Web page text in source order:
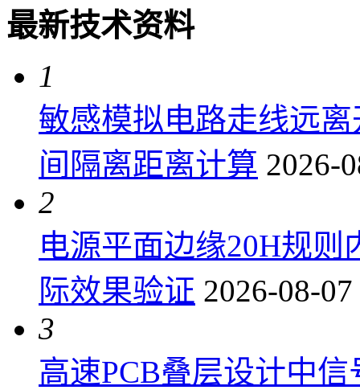
最新技术资料
1
敏感模拟电路走线远
间隔离距离计算 2026-
2
电源平面边缘20H规
际效果验证 2026-08-
3
高速PCB叠层设计中